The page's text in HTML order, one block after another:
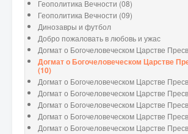
Геополитика Вечности (08)
Геополитика Вечности (09)
Динозавры и футбол
Добро пожаловать в любовь и ужас
Догмат о Богочеловеческом Царстве
Догмат о Богочеловеческом Царстве
(10)
Догмат о Богочеловеческом Царстве
Догмат о Богочеловеческом Царстве
Догмат о Богочеловеческом Царстве
Догмат о Богочеловеческом Царстве
Догмат о Богочеловеческом Царстве